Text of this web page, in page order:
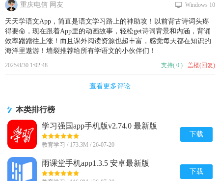
重庆电信 网友
2025/8/30 1:02:48
天天学语文App，简直是语文学习路上的神助攻！以前背古诗词头疼
得要命，现在跟着App里的动画故事，轻松get诗词背景和内涵，背诵
效率蹭蹭往上涨！而且课外阅读资源也超丰富，感觉每天都在知识的
海洋里遨游！墙裂推荐给所有学语文的小伙伴们！
Windows 10
支持( 0 ) 盖楼(回复)
查看更多评论
本类排行榜
学习强国app手机版v2.74.0 最新版
教育学习 / 173.3M / 26-07-20
下载
雨课堂手机app1.3.5 安卓最新版
下载